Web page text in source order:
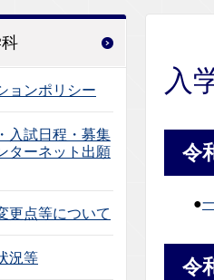
ョンポリシー
入試日程・募集
ターネット出願
更点等について
況等
入
令
●
令